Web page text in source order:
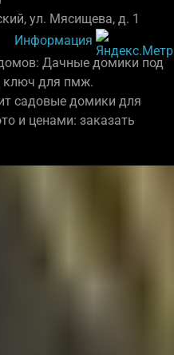
ул. Мясищева, д. 1
Информация
Дачные домики под
ключ для пмж.
садовые домики для
и ценами: заказать